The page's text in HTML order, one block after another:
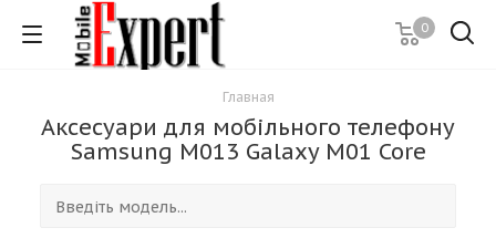
0
Главная
Аксесуари для мобільного телефону
Samsung M013 Galaxy M01 Core